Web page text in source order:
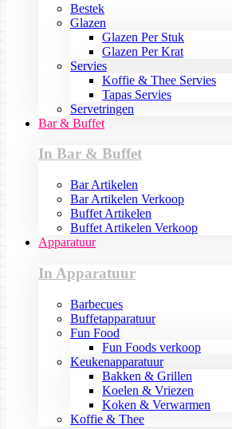
Bestek
Glazen
Glazen Per Stuk
Glazen Per Krat
Servies
Koffie & Thee Servies
Tapas Servies
Servetringen
Bar & Buffet
In Bar & Buffet
Bar Artikelen
Bar Artikelen Verkoop
Buffet Artikelen
Buffet Artikelen Verkoop
Apparatuur
In Apparatuur
Barbecues
Buffetapparatuur
Fun Food
Fun Foods verkoop
Keukenapparatuur
Bakken & Grillen
Koelen & Vriezen
Koken & Verwarmen
Koffie & Thee